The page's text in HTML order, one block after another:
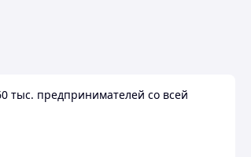
тыс. предпринимателей со всей